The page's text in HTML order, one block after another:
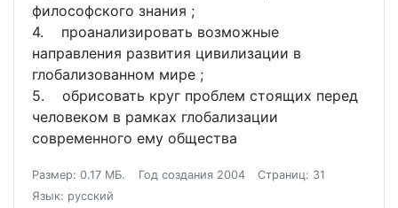
философского знания ;
4. проанализировать возможные
направления развития цивилизации в
глобализованном мире ;
5. обрисовать круг проблем стоящих перед
человеком в рамках глобализации
современного ему общества
Размер: 0.17 МБ. Год создания 2004
Страниц: 31
Язык: русский